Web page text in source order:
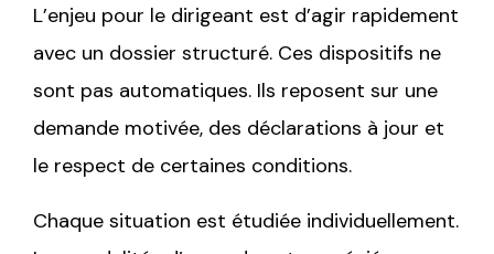
L’enjeu pour le dirigeant est d’agir rapidement
avec un dossier structuré. Ces dispositifs ne
sont pas automatiques. Ils reposent sur une
demande motivée, des déclarations à jour et
le respect de certaines conditions.
Chaque situation est étudiée individuellement.